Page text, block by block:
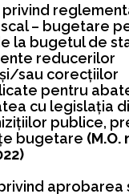
privind
– bugetare
la bugetul de
reducerilor
sau corecţiilor
pentru
cu legislaţia
publice,
bugetare (M.O.
aprobarea